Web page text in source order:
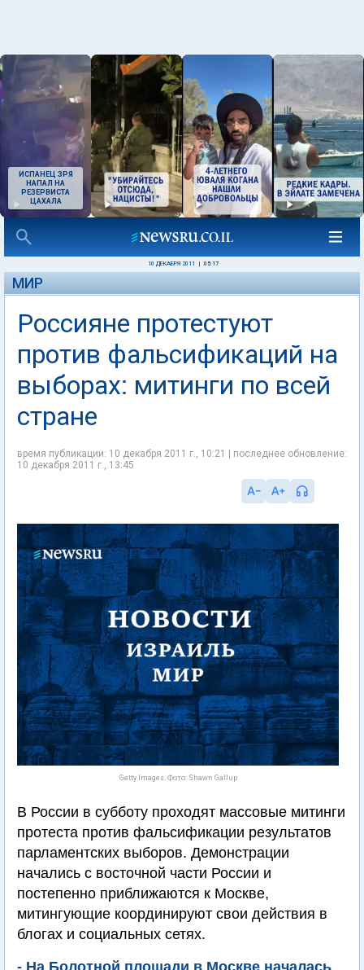
ИСПАНЕЦ ЗРЯ
НАПАЛ НА
РЕЗЕРВИСТА
ЦАХАЛА
10 ДЕКАБРЯ 2011 05:17
МИР
Россияне протестуют
против фальсификаций на
выборах: митинги по всей
стране
время публикации: 10 декабря 2011 г., 10:21 | последнее обновление:
10 декабря 2011 г., 13:45
Getty Images. Фото: Shawn Gallup
В России в субботу проходят массовые митинги
протеста против фальсификации результатов
парламентских выборов. Демонстрации
начались с восточной части России и
постепенно приближаются к Москве,
митингующие координируют свои действия в
блогах и социальных сетях.
- На Болотной площади в Москве началась